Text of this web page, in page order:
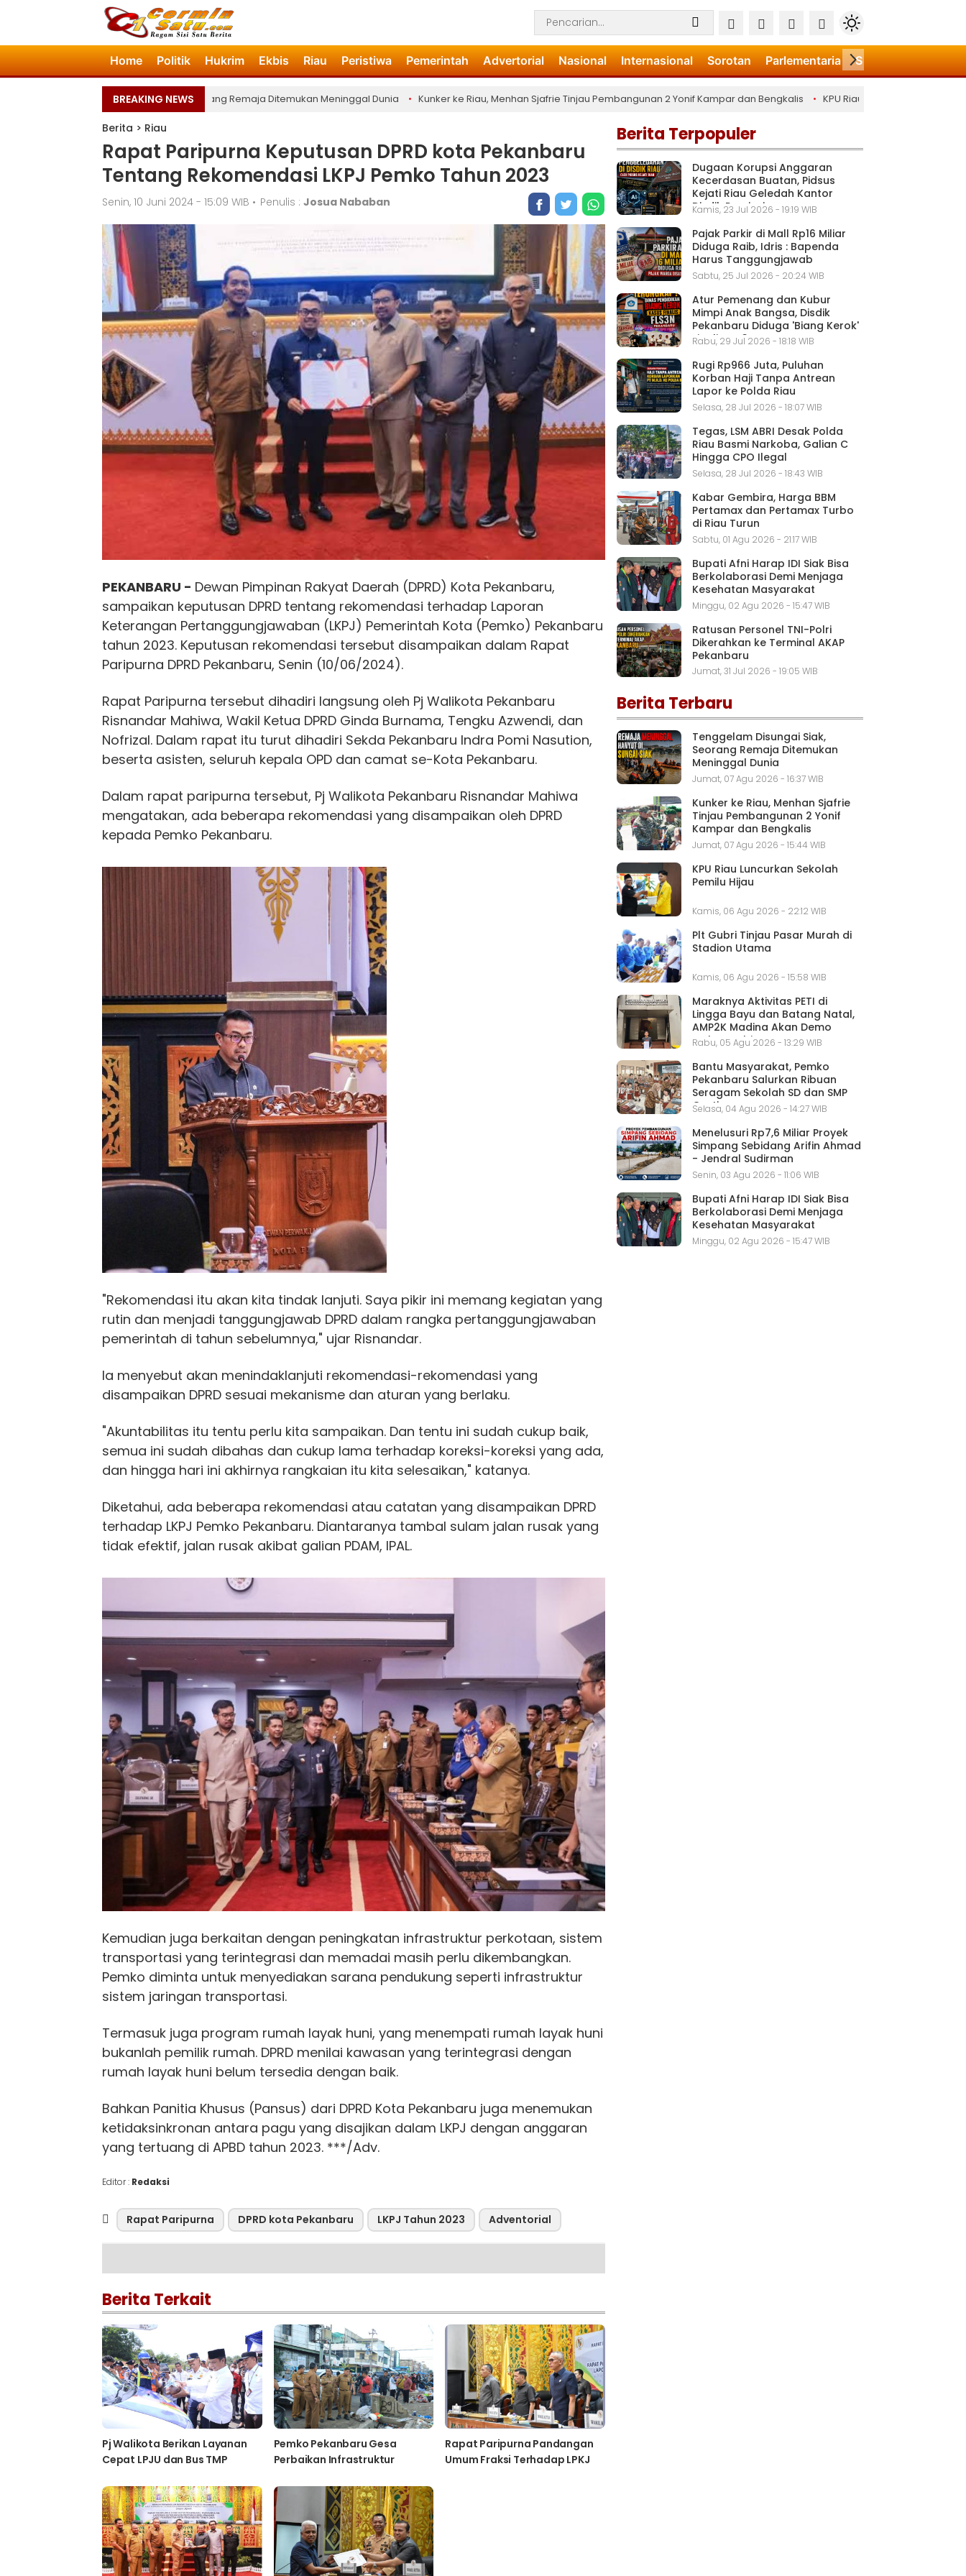
Home Politik Hukrim Ekbis Riau Peristiwa Pemerintah Advertorial Nasional Internasional Sorotan Parlementaria Sport Video
BREAKING NEWS
Tenggelam Disungai Siak, Seorang Remaja Ditemukan Meninggal Dunia •Kunker ke Riau, Menhan Sjafrie Tinjau Pembangunan 2 Yonif Kampar dan Bengkalis •KPU Riau Luncurkan Sekolah Pemilu
Berita > Riau
Rapat Paripurna Keputusan DPRD kota Pekanbaru
Tentang Rekomendasi LKPJ Pemko Tahun 2023
Senin, 10 Juni 2024 - 15:09 WIB • Penulis : Josua Nababan
PEKANBARU - Dewan Pimpinan Rakyat Daerah (DPRD) Kota Pekanbaru,
sampaikan keputusan DPRD tentang rekomendasi terhadap Laporan
Keterangan Pertanggungjawaban (LKPJ) Pemerintah Kota (Pemko) Pekanbaru
tahun 2023. Keputusan rekomendasi tersebut disampaikan dalam Rapat
Paripurna DPRD Pekanbaru, Senin (10/06/2024).
Rapat Paripurna tersebut dihadiri langsung oleh Pj Walikota Pekanbaru
Risnandar Mahiwa, Wakil Ketua DPRD Ginda Burnama, Tengku Azwendi, dan
Nofrizal. Dalam rapat itu turut dihadiri Sekda Pekanbaru Indra Pomi Nasution,
beserta asisten, seluruh kepala OPD dan camat se-Kota Pekanbaru.
Dalam rapat paripurna tersebut, Pj Walikota Pekanbaru Risnandar Mahiwa
mengatakan, ada beberapa rekomendasi yang disampaikan oleh DPRD
kepada Pemko Pekanbaru.
"Rekomendasi itu akan kita tindak lanjuti. Saya pikir ini memang kegiatan yang
rutin dan menjadi tanggungjawab DPRD dalam rangka pertanggungjawaban
pemerintah di tahun sebelumnya," ujar Risnandar.
Ia menyebut akan menindaklanjuti rekomendasi-rekomendasi yang
disampaikan DPRD sesuai mekanisme dan aturan yang berlaku.
"Akuntabilitas itu tentu perlu kita sampaikan. Dan tentu ini sudah cukup baik,
semua ini sudah dibahas dan cukup lama terhadap koreksi-koreksi yang ada,
dan hingga hari ini akhirnya rangkaian itu kita selesaikan," katanya.
Diketahui, ada beberapa rekomendasi atau catatan yang disampaikan DPRD
terhadap LKPJ Pemko Pekanbaru. Diantaranya tambal sulam jalan rusak yang
tidak efektif, jalan rusak akibat galian PDAM, IPAL.
Kemudian juga berkaitan dengan peningkatan infrastruktur perkotaan, sistem
transportasi yang terintegrasi dan memadai masih perlu dikembangkan.
Pemko diminta untuk menyediakan sarana pendukung seperti infrastruktur
sistem jaringan transportasi.
Termasuk juga program rumah layak huni, yang menempati rumah layak huni
bukanlah pemilik rumah. DPRD menilai kawasan yang terintegrasi dengan
rumah layak huni belum tersedia dengan baik.
Bahkan Panitia Khusus (Pansus) dari DPRD Kota Pekanbaru juga menemukan
ketidaksinkronan antara pagu yang disajikan dalam LKPJ dengan anggaran
yang tertuang di APBD tahun 2023. ***/Adv.
Editor : Redaksi
Rapat Paripurna DPRD kota Pekanbaru LKPJ Tahun 2023 Adventorial
Berita Terkait
Pj Walikota Berikan Layanan
Cepat LPJU dan Bus TMP
Pemko Pekanbaru Gesa
Perbaikan Infrastruktur
Rapat Paripurna Pandangan
Umum Fraksi Terhadap LPKJ
Berita Terpopuler
Dugaan Korupsi Anggaran
Kecerdasan Buatan, Pidsus
Kejati Riau Geledah Kantor
Disdik Provinsi
Kamis, 23 Jul 2026 - 19:19 WIB
Pajak Parkir di Mall Rp16 Miliar
Diduga Raib, Idris : Bapenda
Harus Tanggungjawab
Sabtu, 25 Jul 2026 - 20:24 WIB
Atur Pemenang dan Kubur
Mimpi Anak Bangsa, Disdik
Pekanbaru Diduga 'Biang Kerok'
Finalis FLS3N
Rabu, 29 Jul 2026 - 18:18 WIB
Rugi Rp966 Juta, Puluhan
Korban Haji Tanpa Antrean
Lapor ke Polda Riau
Selasa, 28 Jul 2026 - 18:07 WIB
Tegas, LSM ABRI Desak Polda
Riau Basmi Narkoba, Galian C
Hingga CPO Ilegal
Selasa, 28 Jul 2026 - 18:43 WIB
Kabar Gembira, Harga BBM
Pertamax dan Pertamax Turbo
di Riau Turun
Sabtu, 01 Agu 2026 - 21:17 WIB
Bupati Afni Harap IDI Siak Bisa
Berkolaborasi Demi Menjaga
Kesehatan Masyarakat
Minggu, 02 Agu 2026 - 15:47 WIB
Ratusan Personel TNI-Polri
Dikerahkan ke Terminal AKAP
Pekanbaru
Jumat, 31 Jul 2026 - 19:05 WIB
Berita Terbaru
Tenggelam Disungai Siak,
Seorang Remaja Ditemukan
Meninggal Dunia
Jumat, 07 Agu 2026 - 16:37 WIB
Kunker ke Riau, Menhan Sjafrie
Tinjau Pembangunan 2 Yonif
Kampar dan Bengkalis
Jumat, 07 Agu 2026 - 15:44 WIB
KPU Riau Luncurkan Sekolah
Pemilu Hijau
Kamis, 06 Agu 2026 - 22:12 WIB
Plt Gubri Tinjau Pasar Murah di
Stadion Utama
Kamis, 06 Agu 2026 - 15:58 WIB
Maraknya Aktivitas PETI di
Lingga Bayu dan Batang Natal,
AMP2K Madina Akan Demo
Mabes Polri
Rabu, 05 Agu 2026 - 13:29 WIB
Bantu Masyarakat, Pemko
Pekanbaru Salurkan Ribuan
Seragam Sekolah SD dan SMP
Gratis
Selasa, 04 Agu 2026 - 14:27 WIB
Menelusuri Rp7,6 Miliar Proyek
Simpang Sebidang Arifin Ahmad
- Jendral Sudirman
Senin, 03 Agu 2026 - 11:06 WIB
Bupati Afni Harap IDI Siak Bisa
Berkolaborasi Demi Menjaga
Kesehatan Masyarakat
Minggu, 02 Agu 2026 - 15:47 WIB